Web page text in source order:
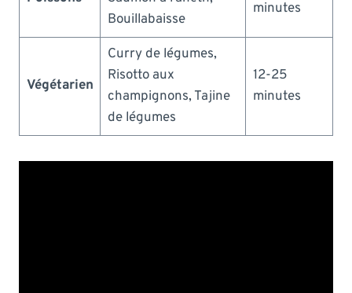
Bouillabaisse
minutes
Végétarien
Curry de légumes,
Risotto aux
champignons, Tajine
de légumes
12-25
minutes